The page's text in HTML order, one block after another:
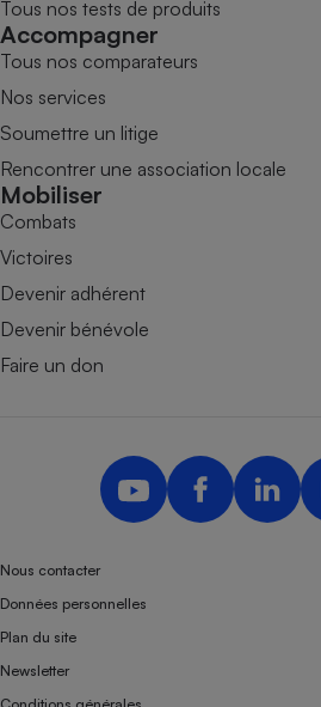
Tous nos tests de produits
Accompagner
Tous nos comparateurs
Nos services
Soumettre un litige
Rencontrer une association locale
Mobiliser
Combats
Victoires
Devenir adhérent
Devenir bénévole
Faire un don
Nous contacter
Données personnelles
Plan du site
Newsletter